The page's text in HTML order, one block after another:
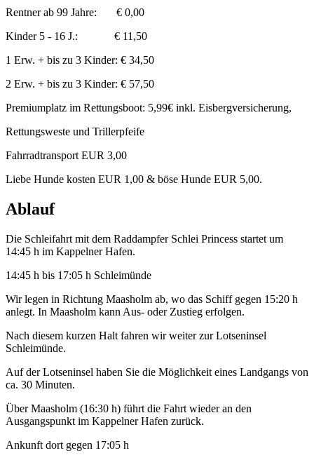
Rentner ab 99 Jahre: € 0,00
Kinder 5 - 16 J.: € 11,50
1 Erw. + bis zu 3 Kinder: € 34,50
2 Erw. + bis zu 3 Kinder: € 57,50
Premiumplatz im Rettungsboot: 5,99€ inkl. Eisbergversicherung,
Rettungsweste und Trillerpfeife
Fahrradtransport EUR 3,00
Liebe Hunde kosten EUR 1,00 & böse Hunde EUR 5,00.
Ablauf
Die Schleifahrt mit dem Raddampfer Schlei Princess startet um
14:45 h im Kappelner Hafen.
14:45 h bis 17:05 h Schleimünde
Wir legen in Richtung Maasholm ab, wo das Schiff gegen 15:20 h
anlegt. In Maasholm kann Aus- oder Zustieg erfolgen.
Nach diesem kurzen Halt fahren wir weiter zur Lotseninsel
Schleimünde.
Auf der Lotseninsel haben Sie die Möglichkeit eines Landgangs von
ca. 30 Minuten.
Über Maasholm (16:30 h) führt die Fahrt wieder an den
Ausgangspunkt im Kappelner Hafen zurück.
Ankunft dort gegen 17:05 h